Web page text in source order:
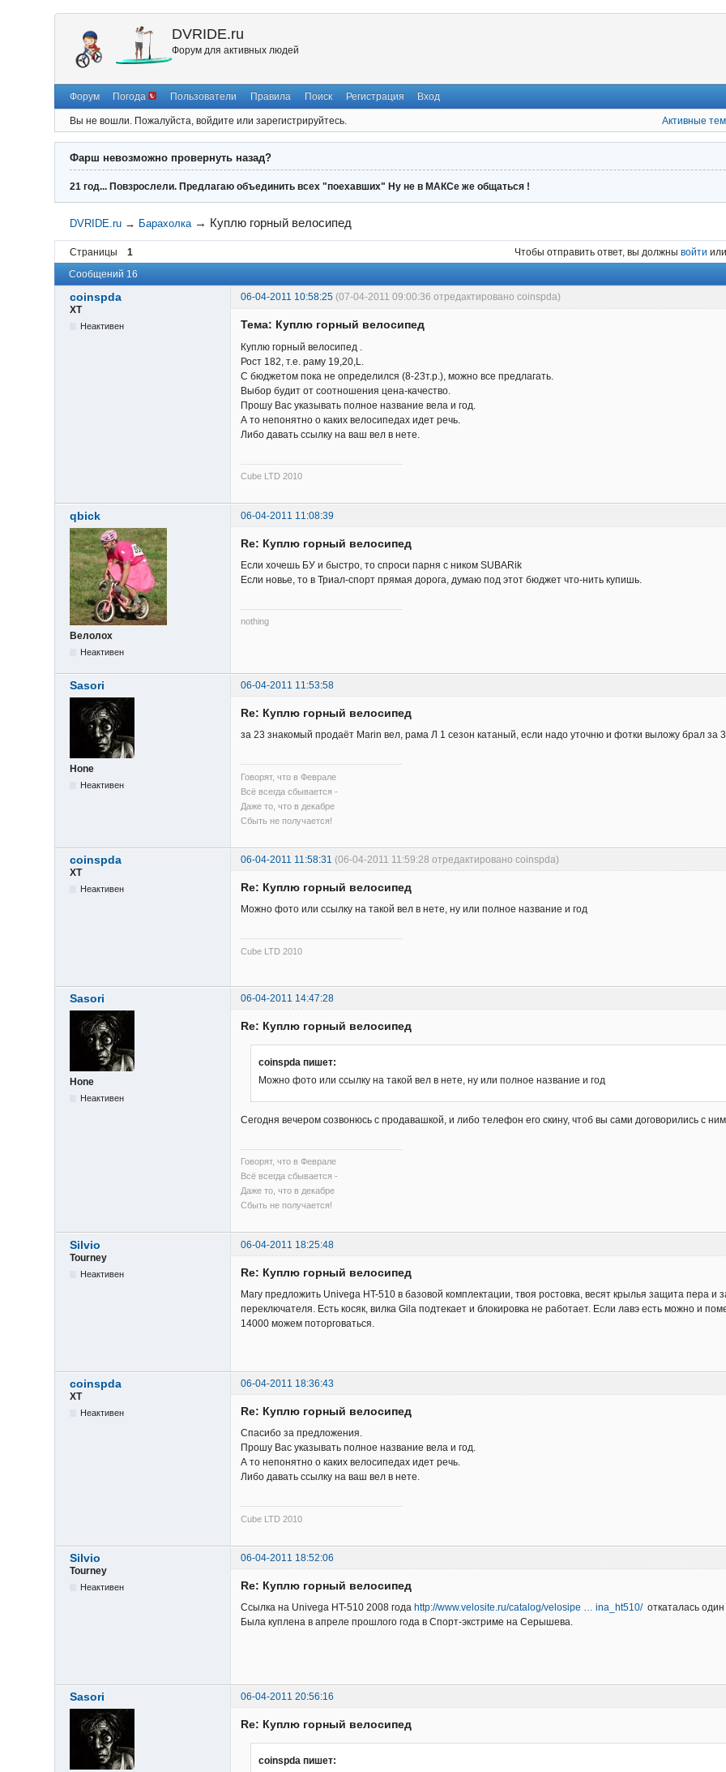
DVRIDE.ru
Форум для активных людей
Форум Погода Пользователи Правила Поиск Регистрация Вход
Вы не вошли. Пожалуйста, войдите или зарегистрируйтесь. Активные
Фарш невозможно провернуть назад?
21 год... Повзрослели. Предлагаю объединить всех "поехавших" Ну не в МАКСе же общаться !
DVRIDE.ru → Барахолка → Куплю горный велосипед
Страницы 1 Чтобы отправить ответ, вы должны войти
Сообщений 16
coinspda 06-04-2011 10:58:25 (07-04-2011 09:00:36 отредактировано coinspda)
XT
Неактивен Тема: Куплю горный велосипед
Куплю горный велосипед .
Рост 182, т.е. раму 19,20,L.
С бюджетом пока не определился (8-23т.р.), можно все предлагать.
Выбор будит от соотношения цена-качество.
Прошу Вас указывать полное название вела и год.
А то непонятно о каких велосипедах идет речь.
Либо давать ссылку на ваш вел в нете.
Cube LTD 2010
qbick 06-04-2011 11:08:39
Велолох
Неактивен
Re: Куплю горный велосипед
Если хочешь БУ и быстро, то спроси парня с ником SUBARik
Если новье, то в Триал-спорт прямая дорога, думаю под этот бюджет что-нить купишь.
nothing
Sasori 06-04-2011 11:53:58
Hone
Неактивен
Re: Куплю горный велосипед
за 23 знакомый продаёт Marin вел, рама Л 1 сезон катаный, если надо уточню и фотки выложу брал за
Говорят, что в Феврале
Всё всегда сбывается -
Даже то, что в декабре
Сбыть не получается!
coinspda 06-04-2011 11:58:31 (06-04-2011 11:59:28 отредактировано coinspda)
XT
Неактивен Re: Куплю горный велосипед
Можно фото или ссылку на такой вел в нете, ну или полное название и год
Cube LTD 2010
Sasori 06-04-2011 14:47:28
Hone
Неактивен
Re: Куплю горный велосипед
coinspda пишет:
Можно фото или ссылку на такой вел в нете, ну или полное название и год
Сегодня вечером созвонюсь с продавашкой, и либо телефон его скину, чтоб вы сами договорились с
Говорят, что в Феврале
Всё всегда сбывается -
Даже то, что в декабре
Сбыть не получается!
Silvio
06-04-2011 18:25:48
Tourney
Неактивен Re: Куплю горный велосипед
Магу предложить Univega HT-510 в базовой комплектации, твоя ростовка, весят крылья защита пера и
переключателя. Есть косяк, вилка Gila подтекает и блокировка не работает. Если лавэ есть можно и
14000 можем поторговаться.
coinspda
06-04-2011 18:36:43
XT
Неактивен Re: Куплю горный велосипед
Спасибо за предложения.
Прошу Вас указывать полное название вела и год.
А то непонятно о каких велосипедах идет речь.
Либо давать ссылку на ваш вел в нете.
Cube LTD 2010
Silvio
06-04-2011 18:52:06
Tourney
Неактивен Re: Куплю горный велосипед
Ссылка на Univega HT-510 2008 года http://www.velosite.ru/catalog/velosipe … ina_ht510/откаталась
Была куплена в апреле прошлого года в Спорт-экстриме на Серышева.
Sasori 06-04-2011 20:56:16
Re: Куплю горный велосипед
coinspda пишет: